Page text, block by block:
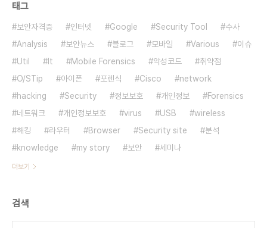
태그
보안자격증 인터넷 Google Security Tool
수사
Analysis
보안뉴스 블로그 모바일 Various
이슈
Util
It Mobile Forensics 악성코드
취약점
O/STip
아이폰 포렌식 Cisco
network
hacking
Security 정보보호 개인정보
Forensics
네트워크
개인정보보호 virus USB
wireless
해킹
라우터 Browser Security site
분석
knowledge
my story 보안 세미나
더보기
검색